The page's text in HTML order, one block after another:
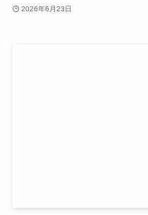
2026年6月23日